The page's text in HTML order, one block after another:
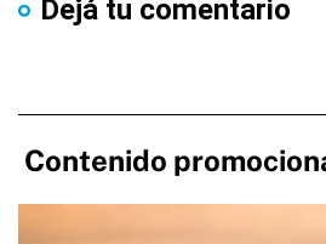
Dejá tu comentario